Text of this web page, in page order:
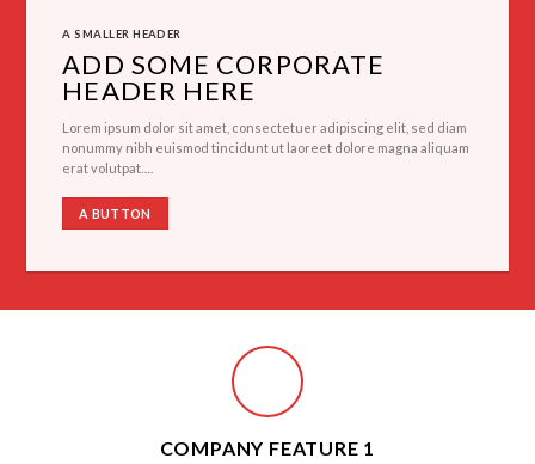
A SMALLER HEADER
ADD SOME CORPORATE
HEADER HERE
Lorem ipsum dolor sit amet, consectetuer adipiscing elit, sed diam
nonummy nibh euismod tincidunt ut laoreet dolore magna aliquam
erat volutpat….
A BUTTON
COMPANY FEATURE 1